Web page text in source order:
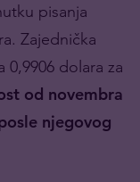
pisanja
Zajednička
dolara za
od novembra
njegovog